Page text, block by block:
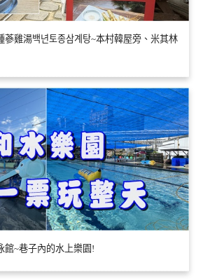
雞湯백년토종삼계탕~本村韓屋旁、米其林
館~巷子內的水上樂園!